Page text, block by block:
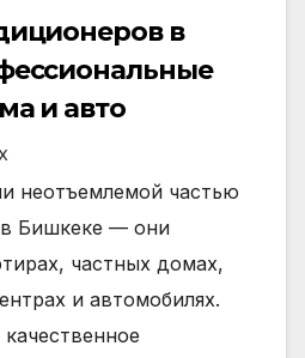
в
и авто
неотъемлемой частью
Бишкеке — они
частных домах,
и автомобилях.